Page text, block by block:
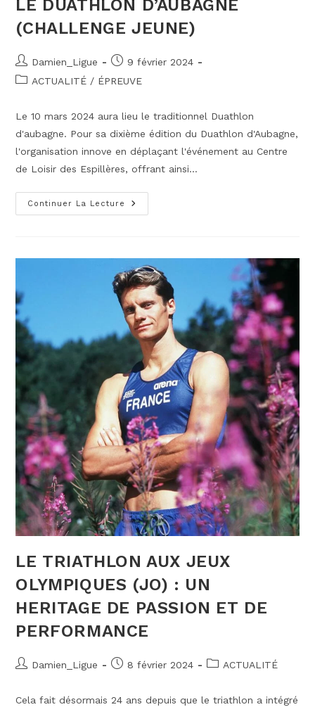
LE DUATHLON D’AUBAGNE
(CHALLENGE JEUNE)
Auteur/autrice
de
Damien_Ligue
Publication
9 février 2024
PostACTUALITÉ / ÉPREUVE
Le 10 mars 2024 aura lieu le traditionnel Duathlon
d'aubagne. Pour sa dixième édition du Duathlon d'Aubagne,
l'organisation innove en déplaçant l'événement au Centre
de Loisir des Espillères, offrant ainsi…
Continuer La Lecture
LE
DUATHLON
LE TRIATHLON AUX JEUX
OLYMPIQUES (JO) : UN
HERITAGE DE PASSION ET DE
PERFORMANCE
Auteur/autrice
Damien_Ligue
Publication
8 février 2024
PostACTUALITÉ
Cela fait désormais 24 ans depuis que le triathlon a intégré